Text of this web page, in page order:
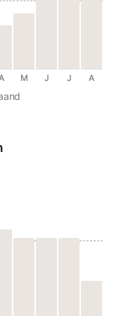
M J J A